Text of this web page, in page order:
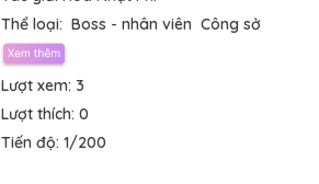
Thể loại: Boss - nhân viên Công sở
Lượt xem: 3
Lượt thích: 0
Tiến độ: 1/200